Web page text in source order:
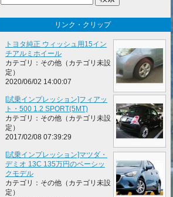
リンク・クリップ
トヨタ純正 ウィッシュ用15イン
チアルミホイール
カテゴリ：その他（カテゴリ未設
定）
2020/06/02 14:00:07
[試乗インプレッション]フィアッ
ト・500 1.2 SPORT(5MT)
カテゴリ：その他（カテゴリ未設
定）
2017/02/08 07:39:29
[試乗インプレッション]マツダ・
デミオ 13C 135万円のベーシッ
クモデル
カテゴリ：その他（カテゴリ未設
定）